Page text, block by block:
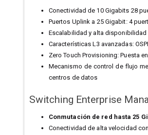
Conectividad de 10 Gigabits 28
Puertos Uplink a 25 Gigabit: 4
Escalabilidad y alta
Características L3 avanzadas:
Zero Touch Provisioning: Puesta
Mecanismo de control de flujo
centros de datos
Switching Enterprise
Conmutación de red hasta 25
Conectividad de alta velocidad